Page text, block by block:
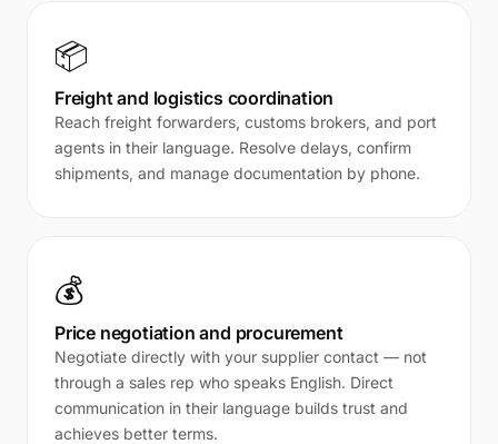
📦
Freight and logistics coordination
Reach freight forwarders, customs brokers, and port
agents in their language. Resolve delays, confirm
shipments, and manage documentation by phone.
💰
Price negotiation and procurement
Negotiate directly with your supplier contact — not
through a sales rep who speaks English. Direct
communication in their language builds trust and
achieves better terms.